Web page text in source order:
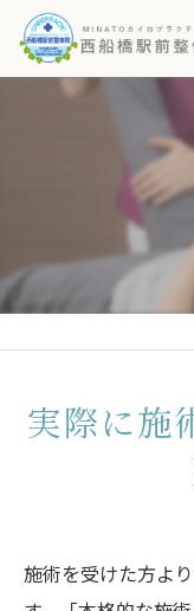
実際に施
施術を受けた方よ